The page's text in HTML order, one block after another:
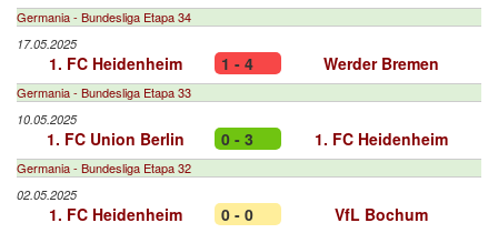
Germania - Bundesliga Etapa 34
17.05.2025
1. FC Heidenheim 1 - 4 Werder Bremen
Germania - Bundesliga Etapa 33
10.05.2025
1. FC Union Berlin 0 - 3 1. FC Heidenheim
Germania - Bundesliga Etapa 32
02.05.2025
1. FC Heidenheim 0 - 0 VfL Bochum